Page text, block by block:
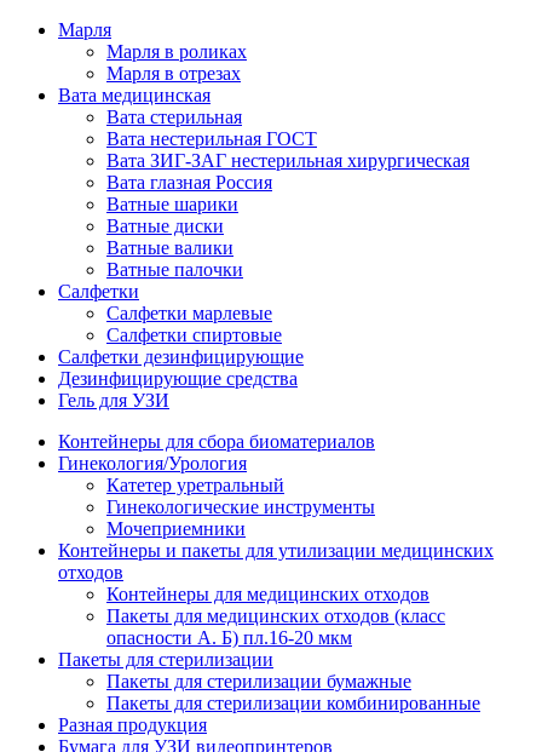
Марля
Марля в роликах
Марля в отрезах
Вата медицинская
Вата стерильная
Вата нестерильная ГОСТ
Вата ЗИГ-ЗАГ нестерильная хирургическая
Вата глазная Россия
Ватные шарики
Ватные диски
Ватные валики
Ватные палочки
Салфетки
Салфетки марлевые
Салфетки спиртовые
Салфетки дезинфицирующие
Дезинфицирующие средства
Гель для УЗИ
Контейнеры для сбора биоматериалов
Гинекология/Урология
Катетер уретральный
Гинекологические инструменты
Мочеприемники
Контейнеры и пакеты для утилизации медицинских
отходов
Контейнеры для медицинских отходов
Пакеты для медицинских отходов (класс
опасности А. Б) пл.16-20 мкм
Пакеты для стерилизации
Пакеты для стерилизации бумажные
Пакеты для стерилизации комбинированные
Разная продукция
Бумага для УЗИ видеопринтеров